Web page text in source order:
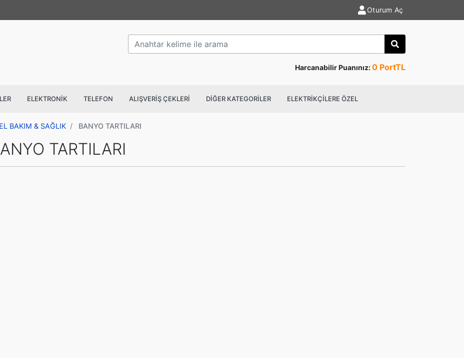
Oturum Aç
Anahtar kelime ile arama Anahtar kelime ile
Harcanabilir Puanınız:0 PortTL
ELEKTRONİK TELEFON ALIŞVERİŞ ÇEKLERİ DİĞER KATEGORİLER ELEKTRİKÇİLERE ÖZEL
BAKIM & SAĞLIK BANYO TARTILARI
TARTILARI